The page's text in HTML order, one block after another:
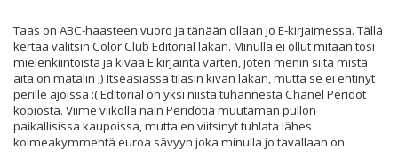
Taas on ABC-haasteen vuoro ja tänään ollaan jo E-kirjaimessa. Tällä
kertaa valitsin Color Club Editorial lakan. Minulla ei ollut mitään tosi
mielenkiintoista ja kivaa E kirjainta varten, joten menin siitä mistä
aita on matalin ;) Itseasiassa tilasin kivan lakan, mutta se ei ehtinyt
perille ajoissa :( Editorial on yksi niistä tuhannesta Chanel Peridot
kopiosta. Viime viikolla näin Peridotia muutaman pullon
paikallisissa kaupoissa, mutta en viitsinyt tuhlata lähes
kolmeakymmentä euroa sävyyn joka minulla jo tavallaan on.